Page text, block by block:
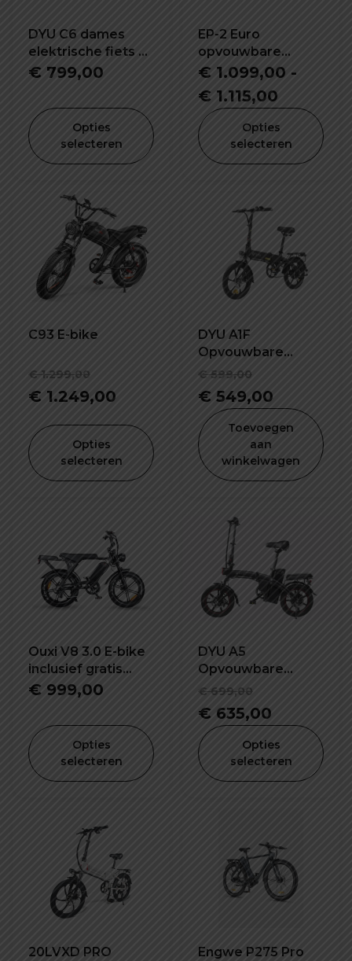
DYU C6 dames
elektrische fiets nu
met gratis slot
€ 799,00
Opties
selecteren
EP-2 Euro
opvouwbare
elektrische fiets
€ 1.099,00 -
€ 1.115,00
€
tot
€
Opties
selecteren
C93 E-bike
€1.299,00
Oorspronkelijke
prijs
€ 1.299,00.
€ 1.249,00
€ 1.249,00.
Opties
selecteren
DYU A1F
Opvouwbare
elektrische fiets
€599,00
prijs
€ 599,00.
€ 549,00
prijs
€ 549,00.
Toevoegen
aan
winkelwagen
Ouxi V8 3.0 E-bike
inclusief gratis
alarm, achterzitje
€ 999,00
Opties
selecteren
DYU A5
Opvouwbare
elektrische fiets
€699,00
prijs
was:
€ 699,00.
€ 635,00
is:
€ 635,00.
Opties
selecteren
20LVXD PRO
Engwe P275 Pro